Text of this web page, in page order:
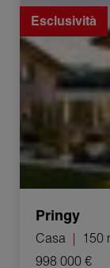
Esclusività
Pringy
Casa 150
998 000 €